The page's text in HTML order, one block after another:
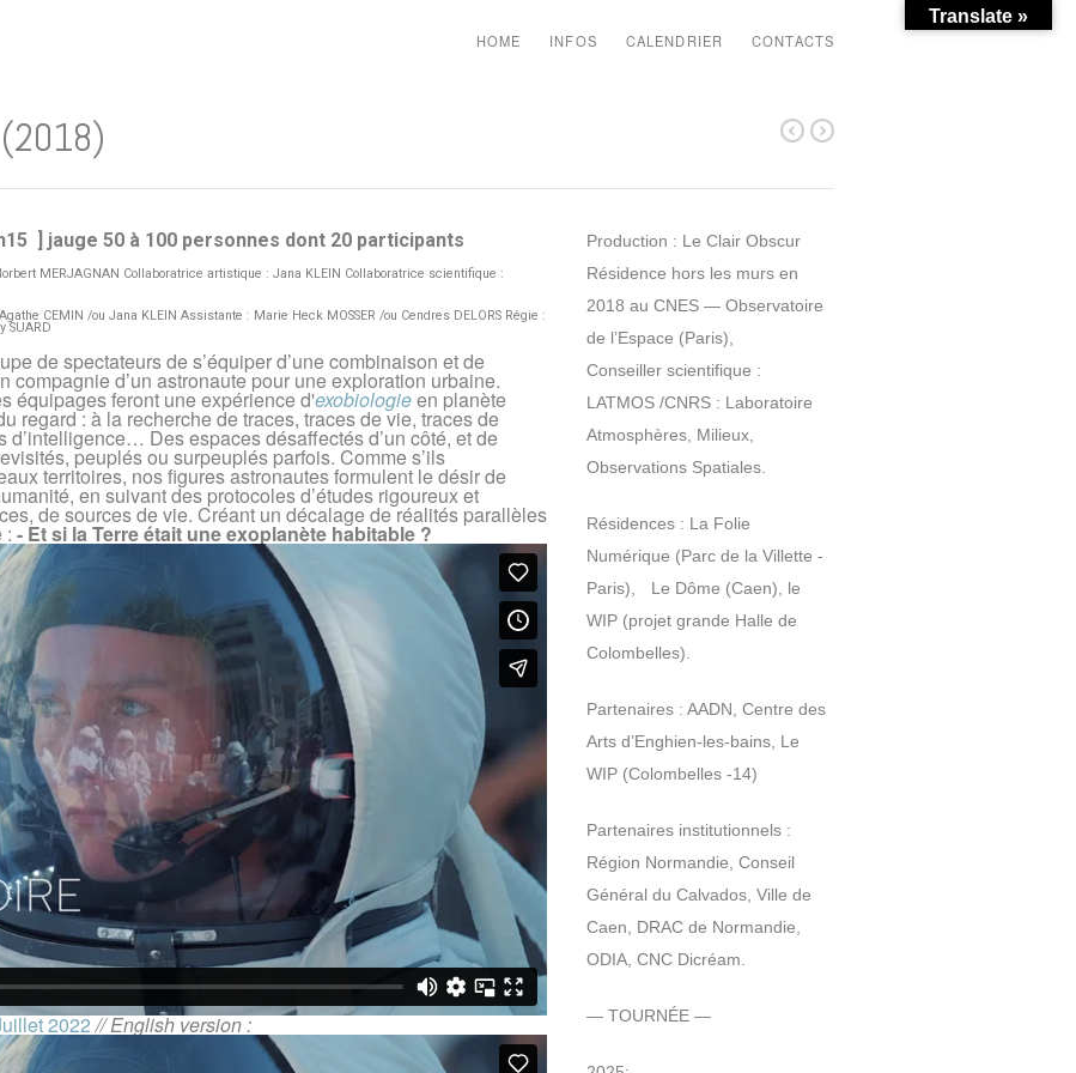
HOME INFOS CALENDRIER CONTACTS
(2018)
] jauge 50 à 100 personnes dont 20 participants
MERJAGNAN Collaboratrice artistique : Jana KLEIN Collaboratrice scientifique :
CEMIN /ou Jana KLEIN Assistante : Marie Heck MOSSER /ou Cendres DELORS Régie :
SUARD
de spectateurs de s’équiper d’une combinaison et de
compagnie d’un astronaute pour une exploration urbaine.
équipages feront une expérience d'exobiologieen planète
regard : à la recherche de traces, traces de vie, traces de
Des espaces désaffectés d’un côté, et de
peuplés ou surpeuplés parfois. Comme s’ils
territoires, nos figures astronautes formulent le désir de
en suivant des protocoles d’études rigoureux et
de sources de vie. Créant un décalage de réalités parallèles
: - Et si la Terre était une exoplanète habitable ?
2022// English version :
Production : Le Clair Obscur
Résidence hors les murs en
2018 au CNES — Observatoire
de l’Espace (Paris),
Conseiller scientifique :
LATMOS /CNRS : Laboratoire
Atmosphères, Milieux,
Observations Spatiales.
Résidences : La Folie
Numérique (Parc de la Villette -
Paris), Le Dôme (Caen), le
WIP (projet grande Halle de
Colombelles).
Partenaires : AADN, Centre des
Arts d’Enghien-les-bains, Le
WIP (Colombelles -14)
Partenaires institutionnels :
Région Normandie, Conseil
Général du Calvados, Ville de
Caen, DRAC de Normandie,
ODIA, CNC Dicréam.
— TOURNÉE —
Translate »